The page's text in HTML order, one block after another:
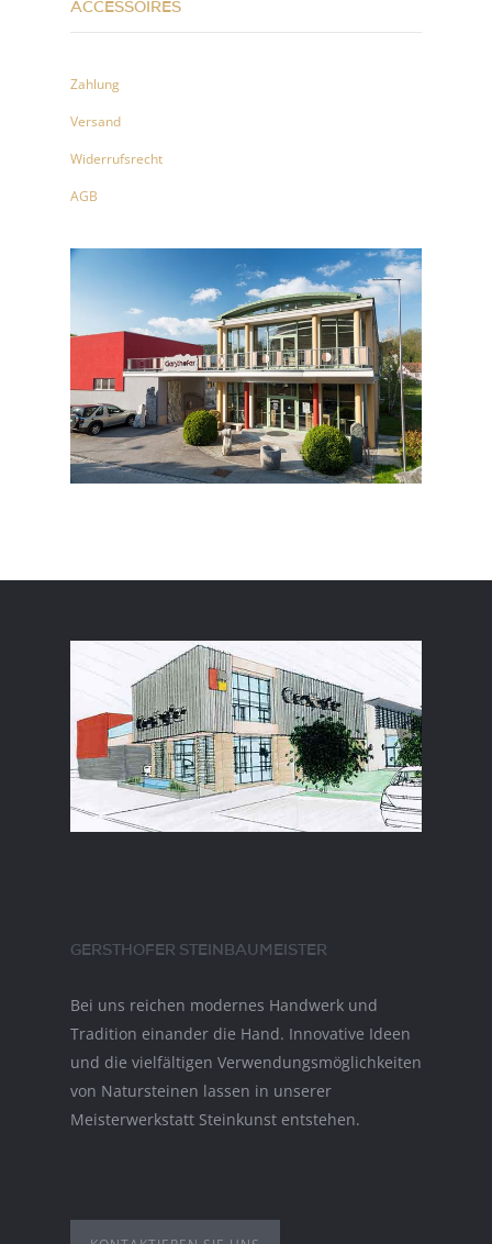
ACCESSOIRES
Zahlung
Versand
Widerrufsrecht
AGB
GERSTHOFER STEINBAUMEISTER
Bei uns reichen modernes Handwerk und
Tradition einander die Hand. Innovative Ideen
und die vielfältigen Verwendungsmöglichkeiten
von Natursteinen lassen in unserer
Meisterwerkstatt Steinkunst entstehen.